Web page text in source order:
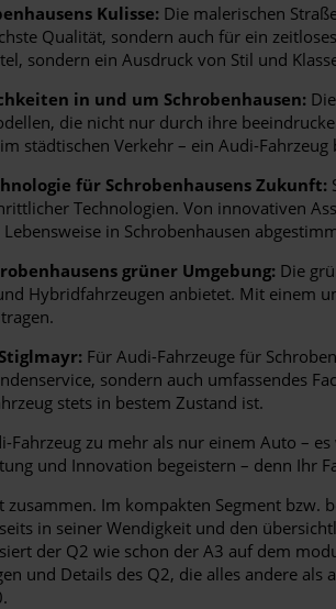
Kulisse: Die malerischen
Qualität, sondern auch für ein
sondern ein Ausdruck von Stil und
in und um Schrobenhausen:
die nicht nur durch ihre
städtischen Verkehr – ein Audi-
für Schrobenhausens Zukunft:
Technologien. Von innovativen
in Schrobenhausen
grüner Umgebung: Die
Hybridfahrzeugen anbietet. Mit einem
Für Audi-Fahrzeuge für
sondern auch umfassendes
stets in bestem Zustand ist.
Fahrzeug zu mehr als nur einem Auto –
und Innovation begeistern – denn Ihr
zusammen. Im kompakten Segment
in seiner Wendigkeit und den
der Q2 wie schon der A3 auf dem
und Details des Q2, die alles andere